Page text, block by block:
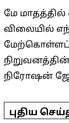
மே
விலையில்
நிரோஷன் ஜே.
04-
30புதிய